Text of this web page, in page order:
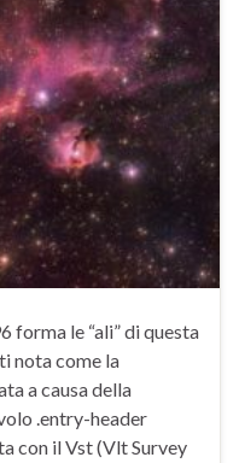
forma le “ali” di questa
nota come la
a causa della
.entry-header
con il Vst (Vlt Survey